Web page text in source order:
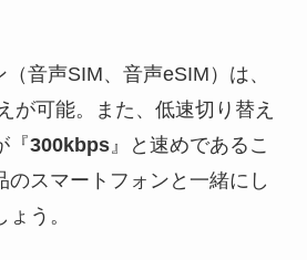
音声SIM、音声eSIM）は、
が可能。また、低速切り替え
『300kbps』と速めであるこ
のスマートフォンと一緒にし
う。